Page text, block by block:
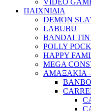
VIDEO
ΠΑΙΧΝΙΔΙΑ
DEMON
LABUBU
BANDAI
POLLY
HAPPY
MEGA
ΑΜΑΞΑΚΙΑ